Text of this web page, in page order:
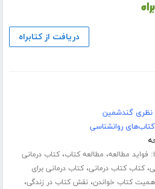
دریافت از کتابراه
نظری گندشمین
کتاب‌های روانشناسی
فواید مطالعه، مطالعه کتاب،کتاب درمانی
،کتاب کتاب درمانی،کتاب درمانی برای
کتاب خواندن،نقش کتاب در زندگی،